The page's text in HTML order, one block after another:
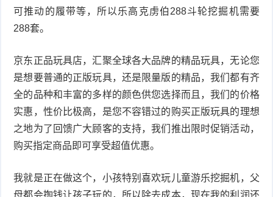
可推动的履带等，所以乐高克虏伯288斗轮挖掘机需要
288套。
京东正品玩具店，汇聚全球各大品牌的精品玩具，无论您
是想要普通的正版玩具，还是限量版的精品，我们都有齐
全的品种和丰富的多样的颜色供您选择而且，我们的价格
实惠，性价比极高，是您不容错过的购买正版玩具的理想
之地为了回馈广大顾客的支持，我们推出限时促销活动，
购买指定商品即可享受超值优惠。
我就是正在做这个，小孩特别喜欢玩儿童游乐挖掘机，父
母都会掏钱让孩子玩的，所以除去成本，现在我的利润还